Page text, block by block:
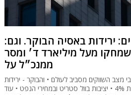
ירידות באסיה הבוקר. וגם:
מעל מיליארד ד׳ ומסר
ממנכ״ל על
מצב השווקים מסביב לעולם • והבוקר - ירידות
באסיה בהובלת קוריאה שצונחת 4% • יציבות בוול סטריט ובמחירי הנפט • עוד